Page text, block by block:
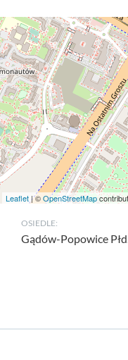
Leaflet| ©OpenStreetMap
OSIEDLE:
Gądów-Popowice